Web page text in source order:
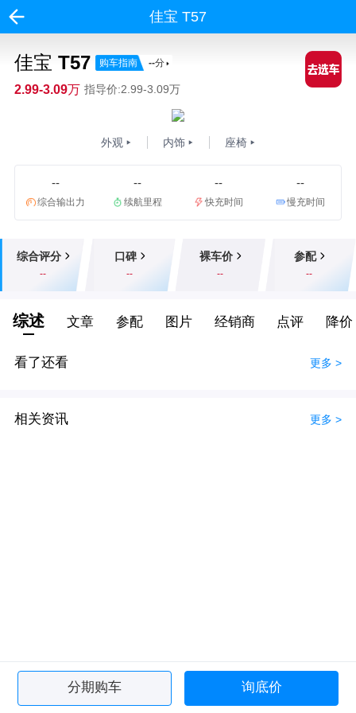
佳宝 T57
佳宝 T57 购车指南 --分
2.99-3.09万 指导价:2.99-3.09万
外观 内饰 座椅
--
综合输出力
--
续航里程
--
快充时间
--
慢充时间
综合评分
--
口碑
--
裸车价
--
参配
--
综述 文章 参配 图片 经销商 点评 降价
看了还看 更多 >
相关资讯 更多 >
分期购车 询底价